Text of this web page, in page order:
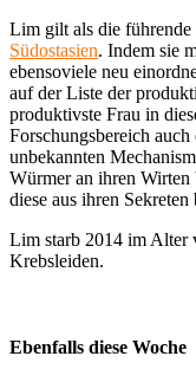
Lim gilt als die
Südostasien. Indem sie
ebensoviele neu
auf der Liste der
produktivste Frau in
Forschungsbereich
unbekannten
Würmer an ihren
diese aus ihren Sekreten
Lim starb 2014 im Alter
Krebsleiden.
Ebenfalls diese Woche